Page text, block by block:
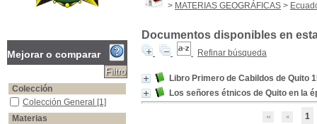
> MATERIAS GEOGRÁFICAS >
Documentos disponibles en
Refinar búsqueda
Libro Primero de Cabildos de Quito
Los señores étnicos de Quito en la
1
Mejorar o comparar
Colección
Colección General
Colección General [1]
Materias